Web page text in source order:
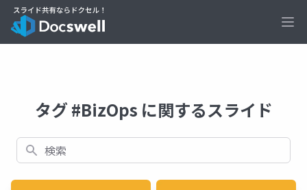
タグ #BizOps に関するスライド
検索